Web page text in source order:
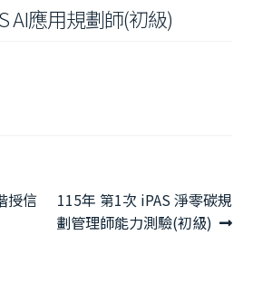
AI應用規劃師(初級)
授信
下
一
115年 第1次 iPAS 淨零碳規
劃管理師能力測驗(初級)